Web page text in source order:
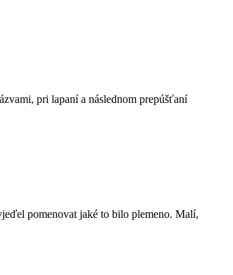
pri lapaní a následnom prepúšťaní
pomenovat jaké to bilo plemeno. Malí,